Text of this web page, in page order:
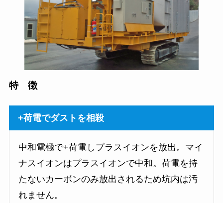
特 徴
+荷電でダストを相殺
中和電極で+荷電しプラスイオンを放出。マイ
ナスイオンはプラスイオンで中和。荷電を持
たないカーボンのみ放出されるため坑内は汚
れません。